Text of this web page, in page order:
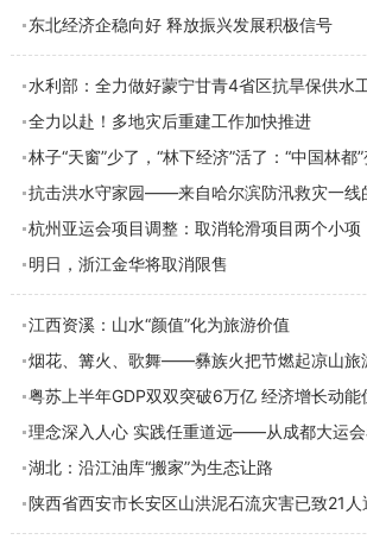
东北经济企稳向好 释放振兴发展积极信号
水利部：全力做好蒙宁甘青4省区抗旱保供水
全力以赴！多地灾后重建工作加快推进
林子“天窗”少了，“林下经济”活了：“中国林都
抗击洪水守家园——来自哈尔滨防汛救灾一线
杭州亚运会项目调整：取消轮滑项目两个小项
明日，浙江金华将取消限售
江西资溪：山水“颜值”化为旅游价值
烟花、篝火、歌舞——彝族火把节燃起凉山旅
粤苏上半年GDP双双突破6万亿 经济增长动能
理念深入人心 实践任重道远——从成都大运会
湖北：沿江油库“搬家”为生态让路
陕西省西安市长安区山洪泥石流灾害已致21